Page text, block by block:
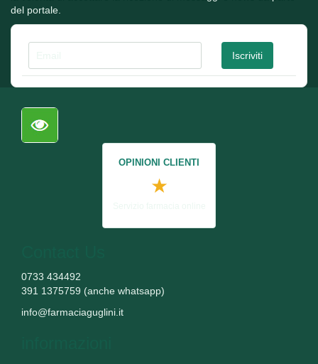
del portale.
OPINIONI CLIENTI
★
0733 434492
391 1375759 (anche whatsapp)
info@farmaciaguglini.it